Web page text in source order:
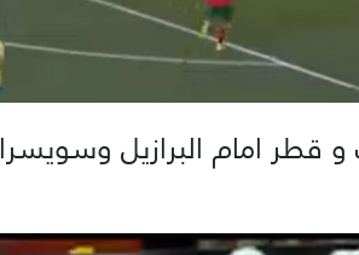
و قطر امام البرازيل وسويسرا